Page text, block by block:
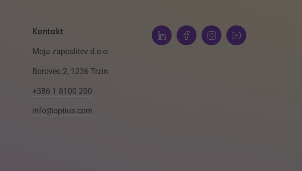
Kontakt
Moja zaposlitev d.o.o.
Borovec 2, 1236 Trzin
+386 1 8100 200
info@optius.com